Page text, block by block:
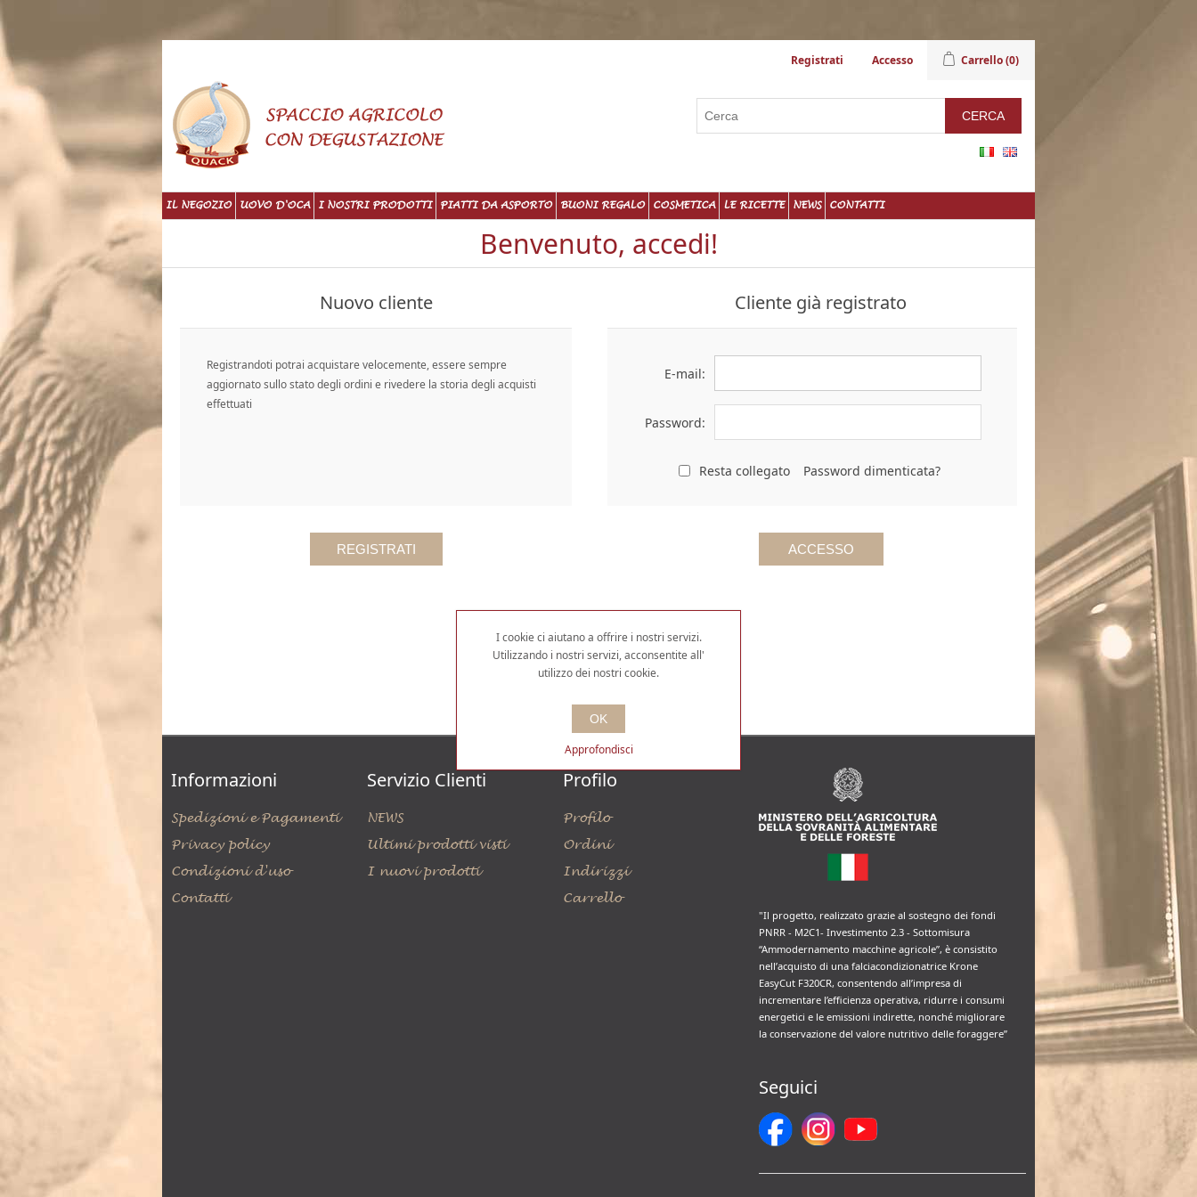
Registrati Accesso Carrello(0)
IL NEGOZIO UOVO D'OCA I NOSTRI PRODOTTI PIATTI DA ASPORTO BUONI REGALO COSMETICA LE RICETTE NEWS CONTATTI
Benvenuto, accedi!
Nuovo cliente
Registrandoti potrai acquistare velocemente, essere sempre
aggiornato sullo stato degli ordini e rivedere la storia degli acquisti
effettuati
Cliente già registrato
E-mail:
Password:
Resta collegato Password dimenticata?
Informazioni
Spedizioni e Pagamenti
Privacy policy
Condizioni d'uso
Contatti
Servizio Clienti
NEWS
Ultimi prodotti visti
I nuovi prodotti
Profilo
Profilo
Ordini
Indirizzi
Carrello
"Il progetto, realizzato grazie al sostegno dei fondi
PNRR - M2C1- Investimento 2.3 - Sottomisura
“Ammodernamento macchine agricole”, è consistito
nell’acquisto di una falciacondizionatrice Krone
EasyCut F320CR, consentendo all’impresa di
incrementare l’efficienza operativa, ridurre i consumi
energetici e le emissioni indirette, nonché migliorare
la conservazione del valore nutritivo delle foraggere”
Seguici
I cookie ci aiutano a offrire i nostri servizi.
Utilizzando i nostri servizi, acconsentite all'
utilizzo dei nostri cookie.
OK
Approfondisci